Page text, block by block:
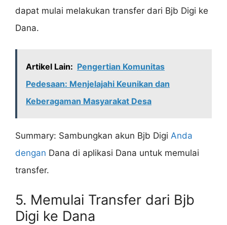
dapat mulai melakukan transfer dari Bjb Digi ke
Dana.
Artikel Lain: Pengertian Komunitas
Pedesaan: Menjelajahi Keunikan dan
Keberagaman Masyarakat Desa
Summary: Sambungkan akun Bjb Digi Anda
dengan Dana di aplikasi Dana untuk memulai
transfer.
5. Memulai Transfer dari Bjb
Digi ke Dana